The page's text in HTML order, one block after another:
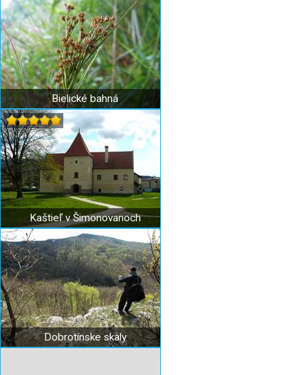
Bielické bahná
Kaštieľ v Šimonovanoch
Dobrotínske skaly